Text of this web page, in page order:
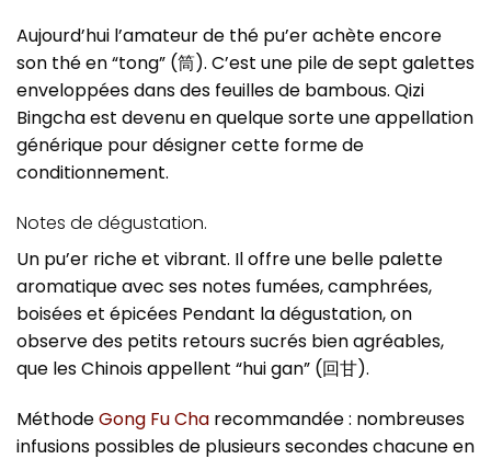
Aujourd’hui l’amateur de thé pu’er achète encore
son thé en “tong” (筒). C’est une pile de sept galettes
enveloppées dans des feuilles de bambous. Qizi
Bingcha est devenu en quelque sorte une appellation
générique pour désigner cette forme de
conditionnement.
Notes de dégustation.
Un pu’er riche et vibrant. Il offre une belle palette
aromatique avec ses notes fumées, camphrées,
boisées et épicées Pendant la dégustation, on
observe des petits retours sucrés bien agréables,
que les Chinois appellent “hui gan” (回甘).
MéthodeGong Fu Cha recommandée : nombreuses
infusions possibles de plusieurs secondes chacune en